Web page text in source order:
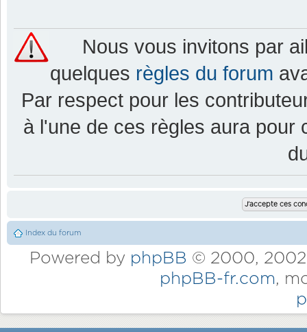
Nous vous invitons par
quelques règles du forum
Par respect pour les
à l'une de ces règles aura pour
Index du forum
Powered by phpBB © 2000,
phpBB-fr.com,